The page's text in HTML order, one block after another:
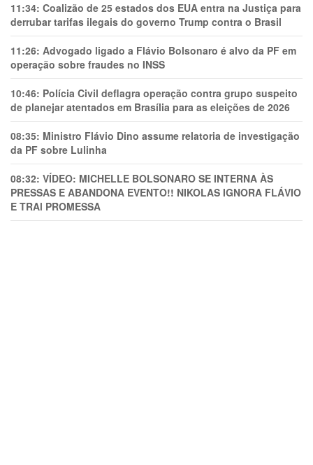
11:34: Coalizão de 25 estados dos EUA entra na Justiça para
derrubar tarifas ilegais do governo Trump contra o Brasil
11:26: Advogado ligado a Flávio Bolsonaro é alvo da PF em
operação sobre fraudes no INSS
10:46: Polícia Civil deflagra operação contra grupo suspeito
de planejar atentados em Brasília para as eleições de 2026
08:35: Ministro Flávio Dino assume relatoria de investigação
da PF sobre Lulinha
08:32: VÍDEO: MICHELLE BOLSONARO SE INTERNA ÀS
PRESSAS E ABANDONA EVENTO!! NIKOLAS IGNORA FLÁVIO
E TRAl PROMESSA